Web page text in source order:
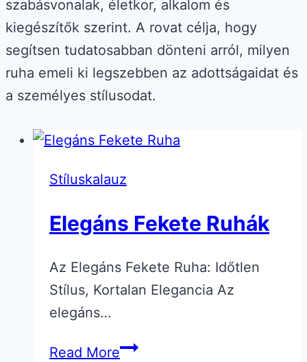
szabásvonalak, életkor, alkalom és
kiegészítők szerint. A rovat célja, hogy
segítsen tudatosabban dönteni arról, milyen
ruha emeli ki legszebben az adottságaidat és
a személyes stílusodat.
Stíluskalauz
Elegáns Fekete Ruhák
Az Elegáns Fekete Ruha: Időtlen
Stílus, Kortalan Elegancia Az
elegáns…
Read MoreElegáns